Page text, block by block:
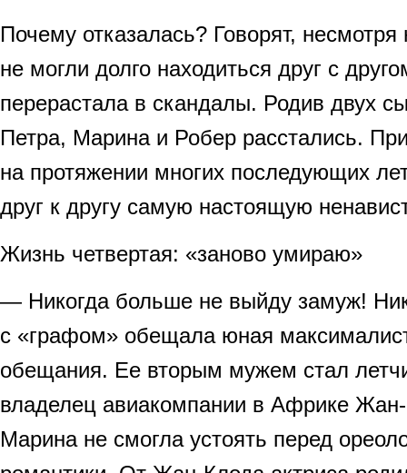
Почему отказалась? Говорят, несмотря
не могли долго находиться друг с
перерастала в скандалы. Родив двух
Петра, Марина и Робер расстались.
на протяжении многих последующих
друг к другу самую настоящую
Жизнь четвертая: «заново умираю»
— Никогда больше не выйду замуж!
с «графом» обещала юная
обещания. Ее вторым мужем стал
владелец авиакомпании в Африке
Марина не смогла устоять перед